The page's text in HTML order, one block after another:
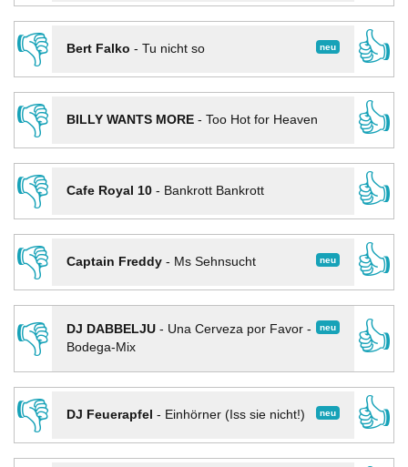
👎
neu
Bert Falko - Tu nicht so
👍
👎
BILLY WANTS MORE- Too Hot for Heaven
👍
👎
Cafe Royal 10- Bankrott Bankrott
👍
👎
neu
Captain Freddy- Ms Sehnsucht
👍
👎
neu
DJ DABBELJU- Una Cerveza por Favor -
Bodega-Mix
👍
👎
neu
DJ Feuerapfel - Einhörner (Iss sie nicht!)
👍